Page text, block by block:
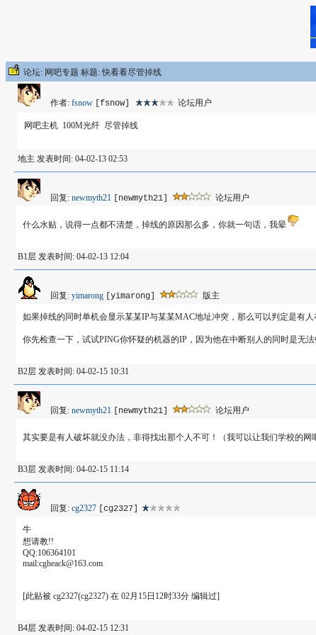
论坛: 网吧专题 标题: 快看看尽管掉线
作者: fsnow [fsnow] 论坛用户
网吧主机 100M光纤 尽管掉线
地主 发表时间: 04-02-13 02:53
回复: newmyth21 [newmyth21] 论坛用户
什么水贴，说得一点都不清楚，掉线的原因那么多，你就一句话，我晕
B1层 发表时间: 04-02-13 12:04
回复: yimarong [yimarong] 版主
如果掉线的同时单机会显示某某IP与某某MAC地址冲突，那么可以判定是有人
你先检查一下，试试PING你怀疑的机器的IP，因为他在中断别人的同时是无
B2层 发表时间: 04-02-15 10:31
回复: newmyth21 [newmyth21] 论坛用户
其实要是有人破坏就没办法，非得找出那个人不可！（我可以让我们学校的
B3层 发表时间: 04-02-15 11:14
回复: cg2327 [cg2327]
牛
想请教!!
QQ:106364101
mail:cgheack@163.com
[此贴被 cg2327(cg2327) 在 02月15日12时33分 编辑过]
B4层 发表时间: 04-02-15 12:31